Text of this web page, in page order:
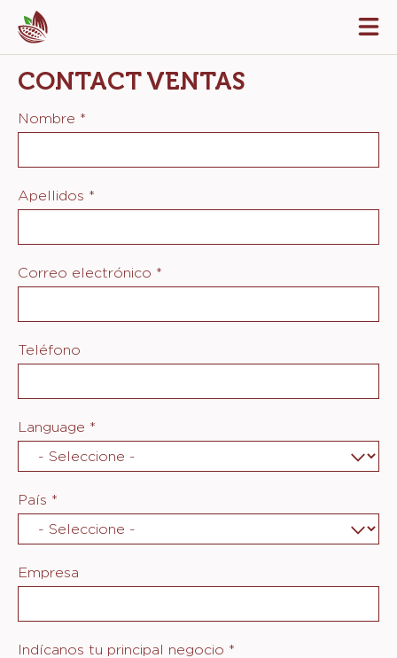
Skip
to
main
content
CONTACT VENTAS
Nombre *
Apellidos *
Correo electrónico *
Teléfono
Language *
País *
Empresa
Indícanos tu principal negocio *